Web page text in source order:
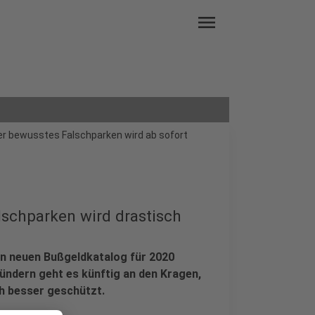
menu
bewusstes Falschparken wird ab sofort
wird drastisch
neuen Bußgeldkatalog für 2020
geht es künftig an den Kragen,
besser geschützt.